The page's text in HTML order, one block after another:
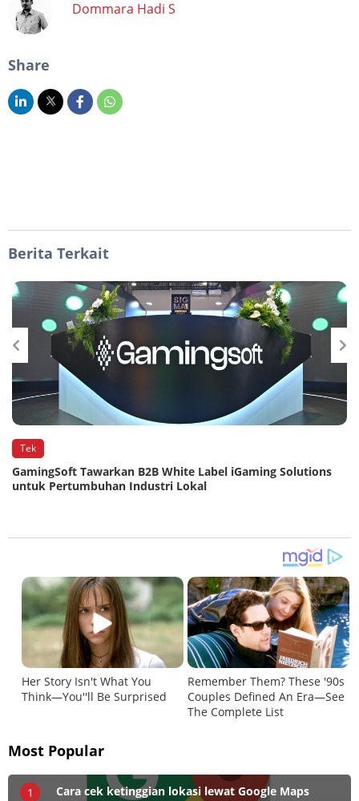
Dommara Hadi S
Share
Berita Terkait
Tek
GamingSoft Tawarkan B2B White Label iGaming Solutions
untuk Pertumbuhan Industri Lokal
Most Popular
1 Cara cek ketinggian lokasi lewat Google Maps